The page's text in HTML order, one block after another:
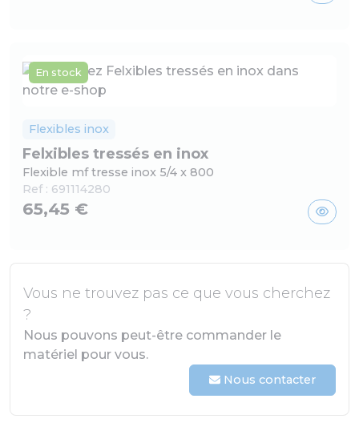
En stock
Flexibles inox
Felxibles tressés en inox
Flexible mf tresse inox 5/4 x 800
Ref : 691114280
65,45 €
Vous ne trouvez pas ce que vous cherchez
?
Nous pouvons peut-être commander le
matériel pour vous.
Nous contacter